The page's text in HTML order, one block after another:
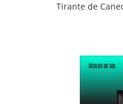
Tirante de